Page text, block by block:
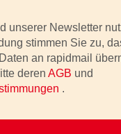
unserer Newsletter
stimmen Sie zu,
an rapidmail
deren AGB und
.